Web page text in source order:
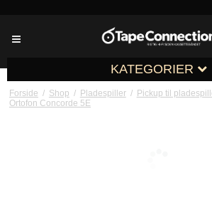
KATEGORIER
Forside / Shop / Pladespiller / Pickup til
Ortofon Concorde 5E